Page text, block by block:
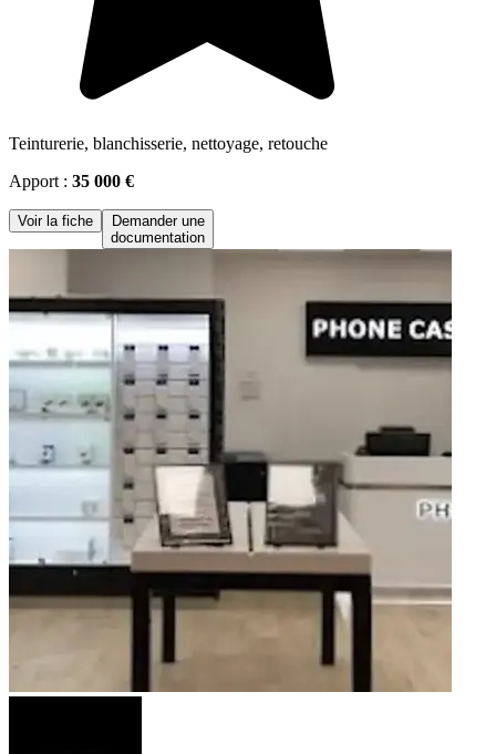
Teinturerie, blanchisserie, nettoyage, retouche
Apport : 35 000 €
Voir la fiche
Demander une
documentation